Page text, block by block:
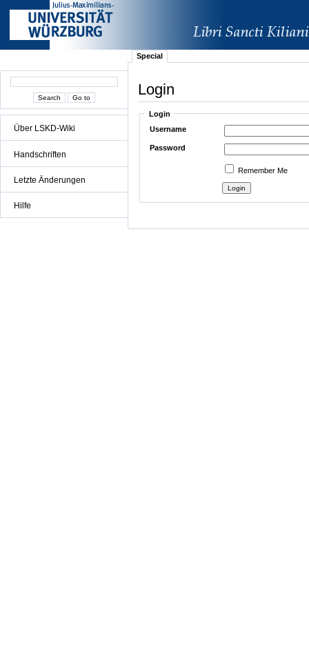
Über LSKD-Wiki
Handschriften
Letzte Änderungen
Hilfe
Special
Login
Login
Username
Password
Remember Me